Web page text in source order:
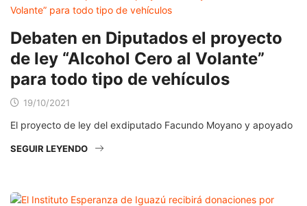
Debaten en Diputados el proyecto
de ley “Alcohol Cero al Volante”
para todo tipo de vehículos
19/10/2021
El proyecto de ley del exdiputado Facundo Moyano y apoyado
SEGUIR LEYENDO